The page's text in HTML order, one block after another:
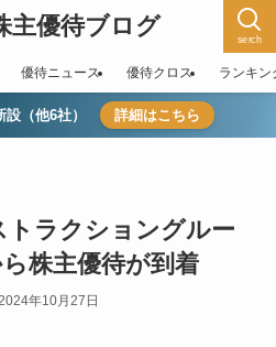
主優待ブログ serch
優待ニュース 優待クロス ランキン
（他6社） 詳細はこちら
トラクショングルー
株主優待が到着
年10月27日